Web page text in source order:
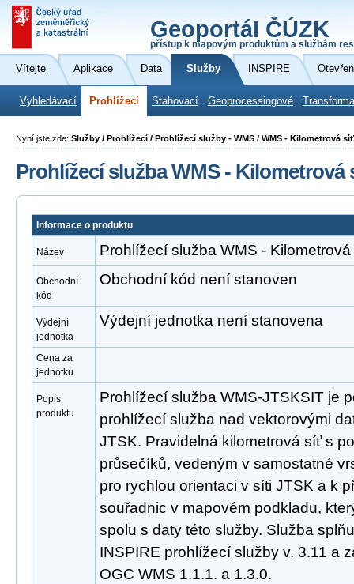
Geoportál ČÚZK
přístup k mapovým produktům a službám
Vítejte Aplikace Data Služby INSPIRE
Vyhledávací Prohlížecí Stahovací Geoprocessingové
Nyní jste zde: Služby / Prohlížecí / Prohlížecí služby - WMS / WMS - Kilometrová
Prohlížecí služba WMS - Kilometrová
Informace o produktu
Název Prohlížecí služba WMS -
Obchodní
kód
Obchodní kód není stanoven
Výdejní
jednotka
Výdejní jednotka není stanovena
Cena za
jednotku
Popis
produktu
Prohlížecí služba WMS-JTSKSIT je
prohlížecí služba nad vektorovými
JTSK. Pravidelná kilometrová síť s
průsečíků, vedeným v samostatné
pro rychlou orientaci v síti JTSK a k
souřadnic v mapovém podkladu,
spolu s daty této služby. Služba
INSPIRE prohlížecí služby v. 3.11 a
OGC WMS 1.1.1. a 1.3.0.